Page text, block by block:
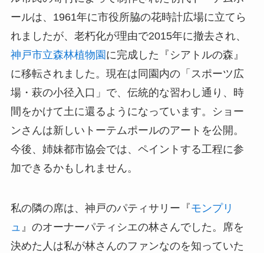
ールは、1961年に市役所脇の花時計広場に立てら
れましたが、老朽化が理由で2015年に撤去され、
神戸市立森林植物園 に完成した『シアトルの森』
に移転されました。現在は同園内の「スポーツ広
場・萩の小径入口」で、伝統的な習わし通り、時
間をかけて土に還るようになっています。ショー
ンさんは新しいトーテムポールのアートを公開。
今後、姉妹都市協会では、ペイントする工程に参
加できるかもしれません。
私の隣の席は、神戸のパティサリー『モンプリ
ュ 』のオーナーパティシエの林さんでした。席を
決めた人は私が林さんのファンなのを知っていた